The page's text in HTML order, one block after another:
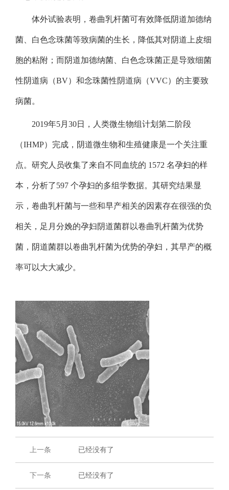
体外试验表明，卷曲乳杆菌可有效降低阴道加德纳
菌、白色念珠菌等致病菌的生长，降低其对阴道上皮细
胞的粘附；而阴道加德纳菌、白色念珠菌正是导致细菌
性阴道病（BV）和念珠菌性阴道病（VVC）的主要致
病菌。
2019年5月30日，人类微生物组计划第二阶段
（IHMP）完成，阴道微生物和生殖健康是一个关注重
点。研究人员收集了来自不同血统的 1572 名孕妇的样
本，分析了597 个孕妇的多组学数据。其研究结果显
示，卷曲乳杆菌与一些和早产相关的因素存在很强的负
相关，足月分娩的孕妇阴道菌群以卷曲乳杆菌为优势
菌，阴道菌群以卷曲乳杆菌为优势的孕妇，其早产的概
率可以大大减少。
上一条 已经没有了
下一条 已经没有了